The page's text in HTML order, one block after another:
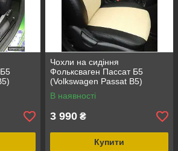
Чохли на сидіння
Фольксваген Пассат Б5
(Volkswagen Passat B5)
(модельні, окремий
підголовник)
В наявності
3 990 ₴
Купити